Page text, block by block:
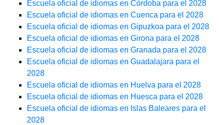
Escuela oficial de idiomas en Córdoba para el 2028
Escuela oficial de idiomas en Cuenca para el 2028
Escuela oficial de idiomas en Gipuzkoa para el 2028
Escuela oficial de idiomas en Girona para el 2028
Escuela oficial de idiomas en Granada para el 2028
Escuela oficial de idiomas en Guadalajara para el
2028
Escuela oficial de idiomas en Huelva para el 2028
Escuela oficial de idiomas en Huesca para el 2028
Escuela oficial de idiomas en Islas Baleares para el
2028